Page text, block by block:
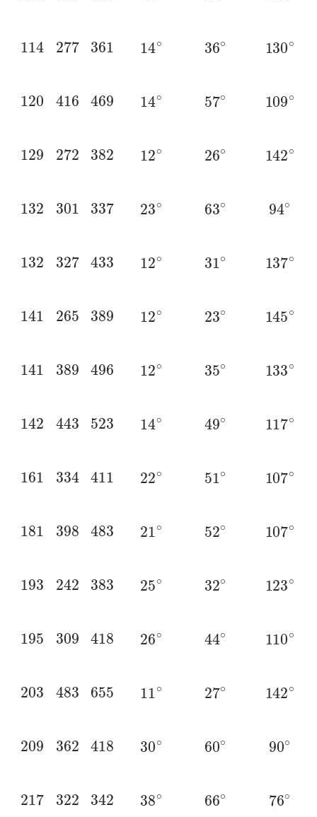
114 277 361 14∘ 36∘ 130∘
120 416 469 14∘ 57∘ 109∘
129 272 382 12∘ 26∘ 142∘
132 301 337 23∘ 63∘ 94∘
132 327 433 12∘ 31∘ 137∘
141 265 389 12∘ 23∘ 145∘
141 389 496 12∘ 35∘ 133∘
142 443 523 14∘ 49∘ 117∘
161 334 411 22∘ 51∘ 107∘
181 398 483 21 ∘ 52∘ 107∘
193 242 383 25∘ 32∘ 123∘
195 309 418 26∘ 44∘ 110∘
203 483 655 11 ∘ 27∘ 142∘
209 362 418 30∘ 60∘ 90∘
217 322 342 38∘ 66∘ 76∘